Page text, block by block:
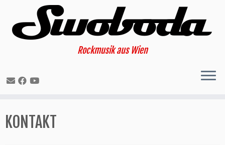
to
Rockmusik aus Wien
KONTAKT